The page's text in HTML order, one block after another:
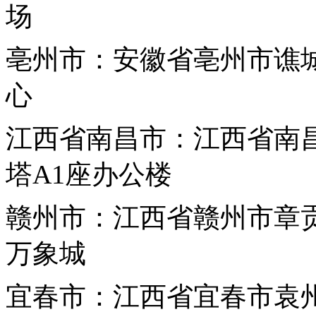
场
亳州市：安徽省亳州市谯
心
江西省南昌市：江西省南
塔A1座办公楼
赣州市：江西省赣州市章
万象城
宜春市：江西省宜春市袁